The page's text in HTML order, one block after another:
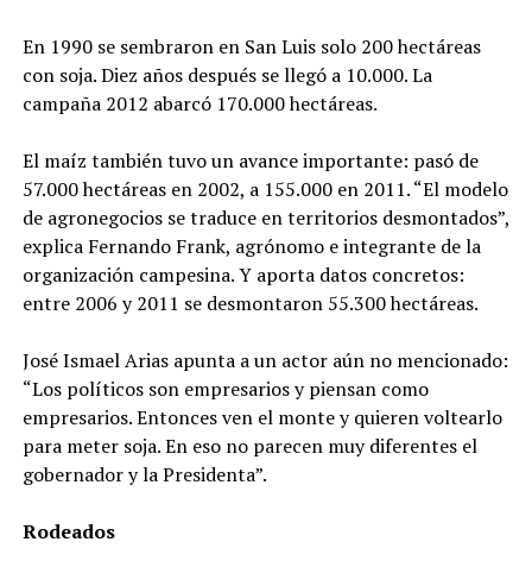
En 1990 se sembraron en San Luis solo 200 hectáreas
con soja. Diez años después se llegó a 10.000. La
campaña 2012 abarcó 170.000 hectáreas.
El maíz también tuvo un avance importante: pasó de
57.000 hectáreas en 2002, a 155.000 en 2011. “El modelo
de agronegocios se traduce en territorios desmontados”,
explica Fernando Frank, agrónomo e integrante de la
organización campesina. Y aporta datos concretos:
entre 2006 y 2011 se desmontaron 55.300 hectáreas.
José Ismael Arias apunta a un actor aún no mencionado:
“Los políticos son empresarios y piensan como
empresarios. Entonces ven el monte y quieren voltearlo
para meter soja. En eso no parecen muy diferentes el
gobernador y la Presidenta”.
Rodeados